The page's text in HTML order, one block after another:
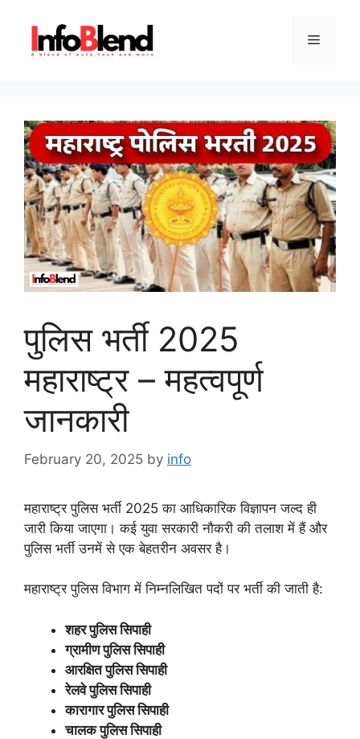
content
Menu
पुलिस भर्ती 2025
महाराष्ट्र – महत्वपूर्ण
जानकारी
February 20, 2025 by info
महाराष्ट्र पुलिस भर्ती 2025 का आधिकारिक विज्ञापन जल्द ही
जारी किया जाएगा। कई युवा सरकारी नौकरी की तलाश में हैं और
पुलिस भर्ती उनमें से एक बेहतरीन अवसर है।
महाराष्ट्र पुलिस विभाग में निम्नलिखित पदों पर भर्ती की जाती है:
शहरपुलिससिपाही
ग्रामीणपुलिससिपाही
आरक्षितपुलिससिपाही
रेलवेपुलिससिपाही
कारागारपुलिससिपाही
चालकपुलिससिपाही